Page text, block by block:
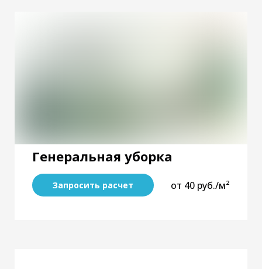
Генеральная уборка
Запросить расчет от 40 руб./м²